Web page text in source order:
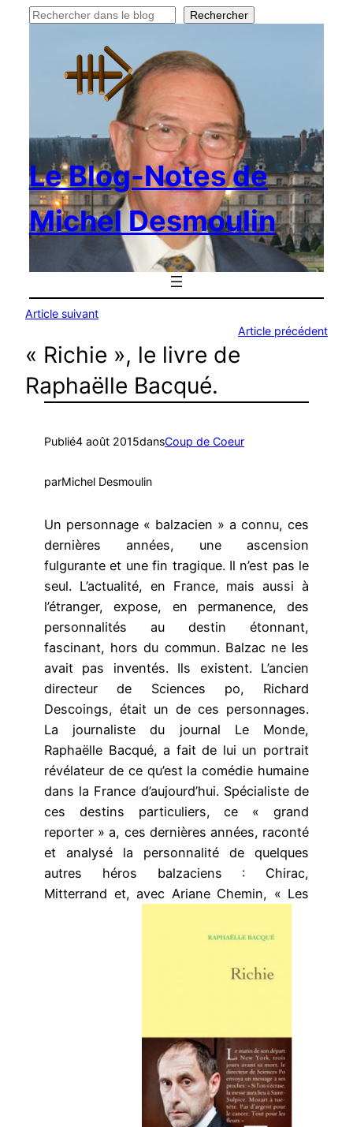
Rechercher Rechercher
Le Blog-Notes de
Michel Desmoulin
Article suivant
Article précédent
« Richie », le livre de
Raphaëlle Bacqué.
Publié4 août 2015dansCoup de Coeur
parMichel Desmoulin
Un personnage « balzacien » a connu, ces
dernières années, une ascension
fulgurante et une fin tragique. Il n’est pas le
seul. L’actualité, en France, mais aussi à
l’étranger, expose, en permanence, des
personnalités au destin étonnant,
fascinant, hors du commun. Balzac ne les
avait pas inventés. Ils existent. L’ancien
directeur de Sciences po, Richard
Descoings, était un de ces personnages.
La journaliste du journal Le Monde,
Raphaëlle Bacqué, a fait de lui un portrait
révélateur de ce qu’est la comédie humaine
dans la France d’aujourd’hui. Spécialiste de
ces destins particuliers, ce « grand
reporter » a, ces dernières années, raconté
et analysé la personnalité de quelques
autres héros balzaciens : Chirac,
Mitterrand et, avec Ariane Chemin, « Les